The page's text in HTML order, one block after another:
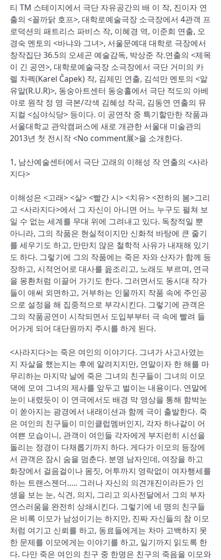
티 TM 스테이지에서 극단 자유공간의 배 이 작, 진이자 연
출의 <꼴까닭 호프>, 대학로예술극장 소극장에서 4관객 프
로덕션의 패트리스 파비스 작, 이혜경 역, 이준희 연출, 오
경숙 멘토의 <바냐와 그녀>, 서울문예대 대학로 극장에서
창작집단 36.5의 오세곤 예술감독, 박상준 작.연출의 <제목
이 긴 공연>, 대학로예술극장 소극장에서 극단 거미의 카
렐 차펙(Karel Čapek) 작, 김제민 연출, 김석만 멘토의 <알
유알(R.U.R)>, 동숭아트센터 동숭홀에서 극단 적도의 아베
야로 원작 정 영 극본/각색 김혜성 작곡, 김동연 연출의 뮤
지컬 <심야식당> 등이다. 이 공연작 중 특기할만한 작품과
서울대학교 관악캠퍼스에 새로 개관한 서울대 미술관의
2013년 첫 전시작 <No comment展>을 소개한다.
1, 남산예술센터에서 극단 고래의 이해성 작 연출의 <사라
지다>
이해성은 <고래> <살> <빨간 시> <치유> <전하의 봄>그리
고 <사라지다>에서 그 자신이 아니면 어느 누구도 펼쳐 보
일 수 없는 세계를 무대 위에 그려내고 있다. 독창적일 뿐
아니라, 그의 작품은 현실적이지만 신화적 바탕에 큰 줄기
를 세우기도 하고, 만만치 않은 철학적 사유가 내재해 있기
도 하다. 그렇기에 그의 작품에는 죽은 자와 산자가 함께 등
장하고, 시적언어로 대사를 읊조리고, 노래도 부르며, 연극
을 몽환처럼 이끌어 가기도 한다. 그러면서도 동시대 작가
들이 애써 외면하고, 거부하는 인물까지 작품 속에 주인공
으로 설정을 해 집중적으로 부각시킨다. 그렇기에 관객은
그의 작품공연이 시작되면서 도입부부터 극 속에 빨려 들
어가게 되어 대단원까지 주시를 하게 된다.
<사라지다>는 죽은 여인의 이야기다. 그녀가 사고사였는
지 자살을 했는지는 후에 알려지지만, 연말이자 한 해를 마
무리하는 마지막 날에 죽은 그녀의 친구들이 그녀의 이모
댁에 모여 그녀의 제사를 앞두고 벌이는 내용이다. 연말에
눈이 내렸듯이 이 연극에서도 배경 막 영상을 통해 함박눈
이 쏟아지는 광경에서 내래이션과 함께 극이 출발한다. 죽
은 여인의 친구들이 미인클럽멤버인지, 각자 하나같이 어
여쁜 모습이니, 관객이 여인들 각자에게 부지런히 시선을
돌리는 정경이 다채롭기까지 하다. 게다가 이모의 등장에
서 관객은 잠시 숨을 멈춘다. 분명 남자인데, 여장을 하고
화장에서 걸음걸이나 몸짓, 어투까지 영락없이 여자행세를
하는 트랜스젠더….. 그러나 자신의 의견개진이라든가 인
생을 보는 눈, 식견, 의지, 그리고 의사전달에서 그의 부자
연스러움을 완전히 상쇄시킨다. 그렇기에 네 명의 친구들
은 비록 이모가 남성이기는 하지만, 진짜 자신들의 참 이모
처럼 여기고 신뢰를 하고, 동료들에게는 차마 고백하지 못
한 문제를 이모에게는 이야기를 하고, 일기까지 읽도록 한
다. 다만 죽은 여인의 친구 중 한명은 친구의 죽음을 이모와